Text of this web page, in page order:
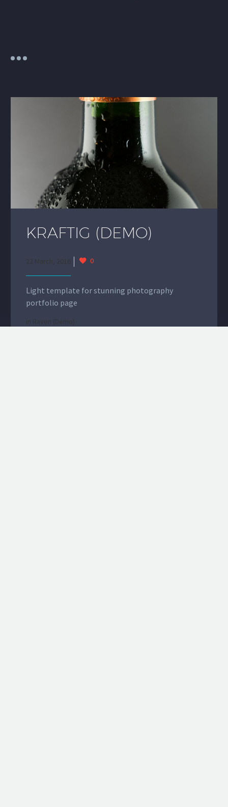
KRAFTIG (DEMO)
22 March, 2016 0
Light template for stunning photography
portfolio page
in Raven (Demo)